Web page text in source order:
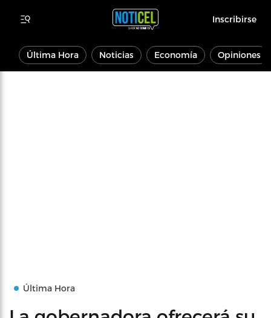
Inscribirse
Última Hora Noticias Economía Opiniones
Última Hora